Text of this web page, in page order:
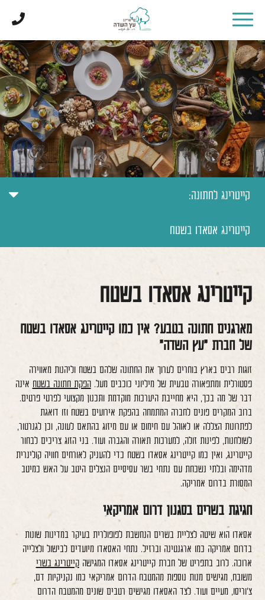
קייטרינג לחתונה:
קייטרינג אסאדו בשטח
קייטרינג אסאדו בשטח
מארגנים חתונה בטבע? אין כמו קייטרינג אסאדו בשטח
של חברת "עץ השדה"
זוגות רבים בארץ בוחרים לערוך את החתונה שלהם בשטח וליהנות מאווירה
פסטורלית ומתפאורה טבעית של מיליוני כוכבים מעל.הפקת חתונה בשטחאינה
דבר של מה בכך, היא מחייבת היערכות מוקדמת ותכנון מקצועי לפרטי פרטים.
ברוב המקרים פונים לחברה המתמחה בהפקת אירועים בשטח וזו דואגת
לפתרונות הצללה או לאוהל עם חימום או עם מיזוג בהתאם לעונה, וכן לגנרטור,
לשולחנות, לפינות זולה, למערכות תאורה והגברה ועוד. בני הזוג צריכים לבחור
קייטרינג, ואין כמו קייטרינג אסאדו בשטח כדי להעניק לאורחים חוויה קולינרית
מדהימה ובלתי נשכחת עם נתחי בשר עסיסיים הנצלים היטב על האש כמיטב
המסורת בדרום אמריקה.
חגיגת בשרים בסגנון דרום אמריקאי
אסאדו הוא שיטה לצליית בשרים הנחשבת לפופולרית בעיקר במדינות שונות
בדרום אמריקה כמו ארגנטינה וברזיל. נתחי האסאדו מיועדים לבישול ולצלייה
ארוכה. לרוב בתפריט של חברת קייטרינג אסאדו המגישהקייטרינג בשרי
משובח, מגישים מנות נוספות מהמטבח הדרום אמריקאי כמו נקניקיות דם,
צ'וריסו, מעיים ועוד. לצד האסאדו מגישים רטבים שונים מהמטבח הדרום